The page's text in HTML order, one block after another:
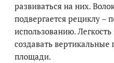
развиваться на них.
подвергается рециклу –
использованию.
создавать вертикальные
площади.